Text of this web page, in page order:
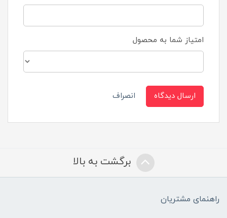
امتیاز شما به محصول
ارسال دیدگاه انصراف
برگشت به بالا
راهنمای مشتریان